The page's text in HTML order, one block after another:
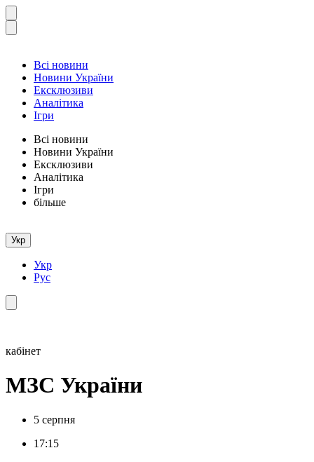
Всі новини
Новини України
Ексклюзиви
Аналітика
Ігри
Всі новини
Новини України
Ексклюзиви
Аналітика
Ігри
більше
Укр
Укр
Рус
кабінет
МЗС України
5 серпня
17:15